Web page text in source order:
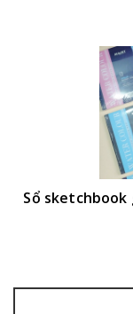
Sổ sketchbook